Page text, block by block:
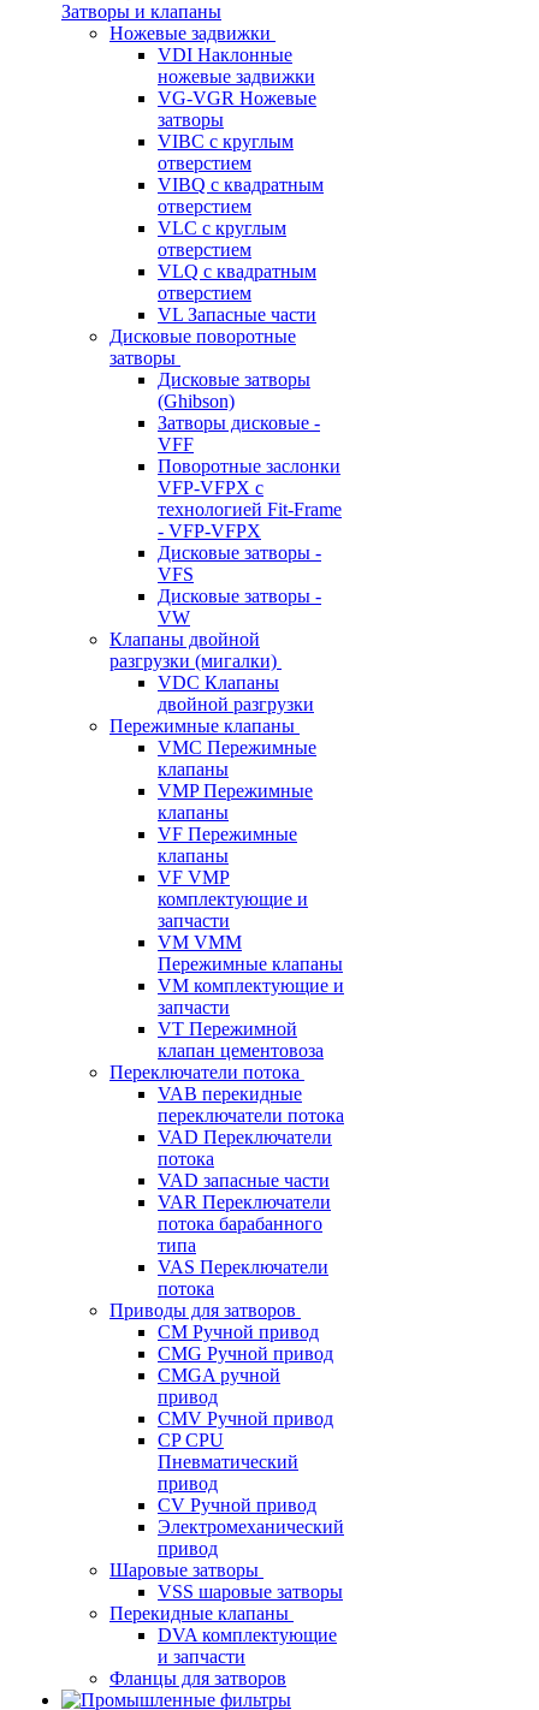
Затворы и клапаны
Ножевые задвижки
VDI Наклонные
ножевые задвижки
VG-VGR Ножевые
затворы
VIBC с круглым
отверстием
VIBQ с квадратным
отверстием
VLC с круглым
отверстием
VLQ с квадратным
отверстием
VL Запасные части
Дисковые поворотные
затворы
Дисковые затворы
(Ghibson)
Затворы дисковые -
VFF
Поворотные заслонки
VFP-VFPX с
технологией Fit-Frame
- VFP-VFPX
Дисковые затворы -
VFS
Дисковые затворы -
VW
Клапаны двойной
разгрузки (мигалки)
VDC Клапаны
двойной разгрузки
Пережимные клапаны
VMC Пережимные
клапаны
VMP Пережимные
клапаны
VF Пережимные
клапаны
VF VMP
комплектующие и
запчасти
VM VMM
Пережимные клапаны
VM комплектующие и
запчасти
VT Пережимной
клапан цементовоза
Переключатели потока
VAB перекидные
переключатели потока
VAD Переключатели
потока
VAD запасные части
VAR Переключатели
потока барабанного
типа
VAS Переключатели
потока
Приводы для затворов
СМ Ручной привод
CMG Ручной привод
CMGA ручной
привод
CMV Ручной привод
CP CPU
Пневматический
привод
CV Ручной привод
Электромеханический
привод
Шаровые затворы
VSS шаровые затворы
Перекидные клапаны
DVA комплектующие
и запчасти
Фланцы для затворов